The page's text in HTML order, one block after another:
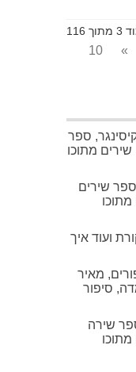
116
»
10
קיסינגר, ספר
מתוכו
שירים
ועוד איך
מאיר
סיפור
שירה